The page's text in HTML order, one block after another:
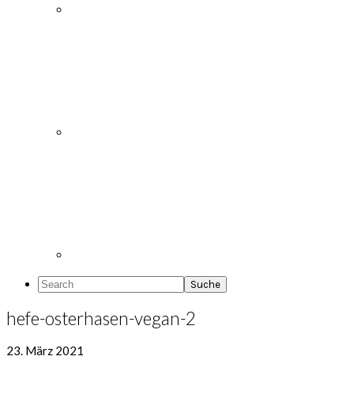
Search
hefe-osterhasen-vegan-2
23. März 2021